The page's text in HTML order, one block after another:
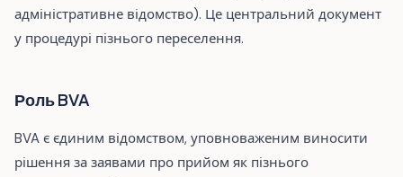
адміністративне відомство). Це центральний документ
у процедурі пізнього переселення.
Роль BVA
BVA є єдиним відомством, уповноваженим виносити
рішення за заявами про прийом як пізнього